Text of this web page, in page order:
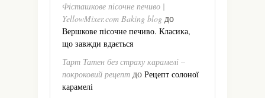
Фісташкове пісочне печиво |
YellowMixer.com Baking blog до
Вершкове пісочне печиво. Класика,
що завжди вдається
Тарт Татен без страху карамелі –
покроковий рецепт до Рецепт солоної
карамелі